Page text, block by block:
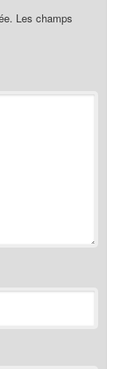
Les champs